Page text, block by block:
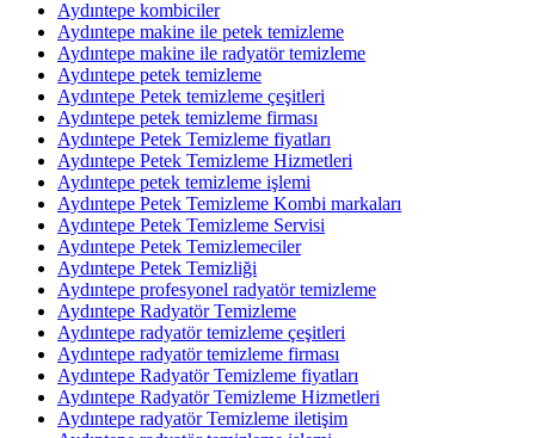
Aydıntepe kombiciler
Aydıntepe makine ile petek temizleme
Aydıntepe makine ile radyatör temizleme
Aydıntepe petek temizleme
Aydıntepe Petek temizleme çeşitleri
Aydıntepe petek temizleme firması
Aydıntepe Petek Temizleme fiyatları
Aydıntepe Petek Temizleme Hizmetleri
Aydıntepe petek temizleme işlemi
Aydıntepe Petek Temizleme Kombi markaları
Aydıntepe Petek Temizleme Servisi
Aydıntepe Petek Temizlemeciler
Aydıntepe Petek Temizliği
Aydıntepe profesyonel radyatör temizleme
Aydıntepe Radyatör Temizleme
Aydıntepe radyatör temizleme çeşitleri
Aydıntepe radyatör temizleme firması
Aydıntepe Radyatör Temizleme fiyatları
Aydıntepe Radyatör Temizleme Hizmetleri
Aydıntepe radyatör Temizleme iletişim